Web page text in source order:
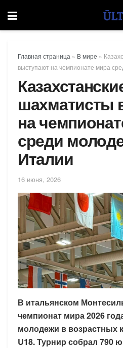
Главная страница » В мире »
выступают на чемпионате мира
шахматисты
на
среди
Италии
16 июня, 2026
В итальянском
чемпионат мира 2026
молодежи в возрастных
U18. Турнир собрал 790